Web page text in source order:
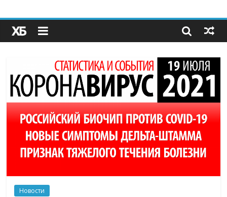
Секрет супергидратации: почему кокосовая вода с
пребиотиками становится главным трендом
здорового питания
Новости